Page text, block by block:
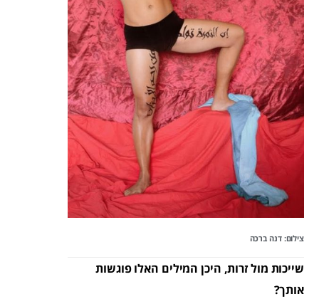
צילום: דנה ברכה
שייכות מול זרות, היכן המילים האלו פוגשות
אותך?